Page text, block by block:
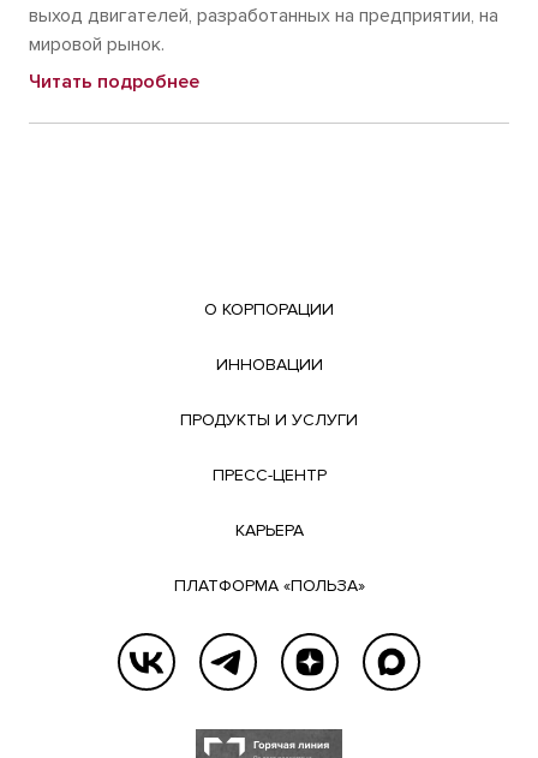
выход двигателей, разработанных на предприятии, на
мировой рынок.
Читать подробнее
О КОРПОРАЦИИ
ИННОВАЦИИ
ПРОДУКТЫ И УСЛУГИ
ПРЕСС-ЦЕНТР
КАРЬЕРА
ПЛАТФОРМА «ПОЛЬЗА»